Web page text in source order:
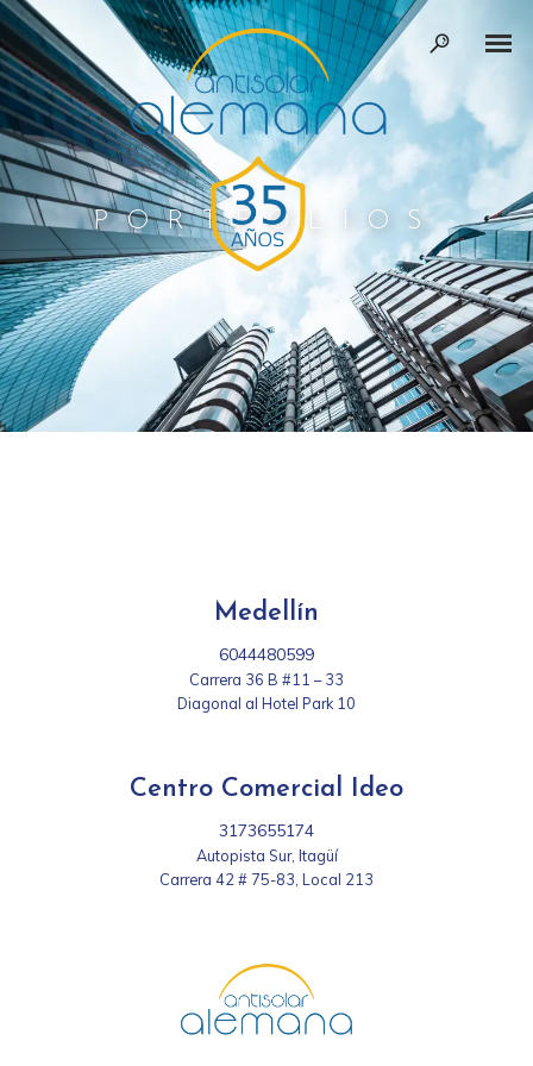
PORTFOLIOS
Medellín
6044480599
Carrera 36 B #11 – 33
Diagonal al Hotel Park 10
Centro Comercial Ideo
3173655174
Autopista Sur, Itagüí
Carrera 42 # 75-83, Local 213